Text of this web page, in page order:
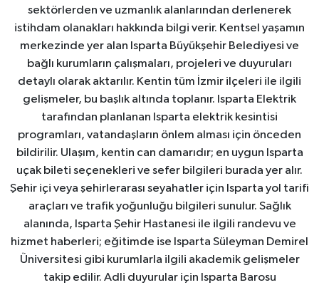
sektörlerden ve uzmanlık alanlarından derlenerek
istihdam olanakları hakkında bilgi verir. Kentsel yaşamın
merkezinde yer alan Isparta Büyükşehir Belediyesi ve
bağlı kurumların çalışmaları, projeleri ve duyuruları
detaylı olarak aktarılır. Kentin tüm İzmir ilçeleri ile ilgili
gelişmeler, bu başlık altında toplanır. Isparta Elektrik
tarafından planlanan Isparta elektrik kesintisi
programları, vatandaşların önlem alması için önceden
bildirilir. Ulaşım, kentin can damarıdır; en uygun Isparta
uçak bileti seçenekleri ve sefer bilgileri burada yer alır.
Şehir içi veya şehirlerarası seyahatler için Isparta yol tarifi
araçları ve trafik yoğunluğu bilgileri sunulur. Sağlık
alanında, Isparta Şehir Hastanesi ile ilgili randevu ve
hizmet haberleri; eğitimde ise Isparta Süleyman Demirel
Üniversitesi gibi kurumlarla ilgili akademik gelişmeler
takip edilir. Adli duyurular için Isparta Barosu